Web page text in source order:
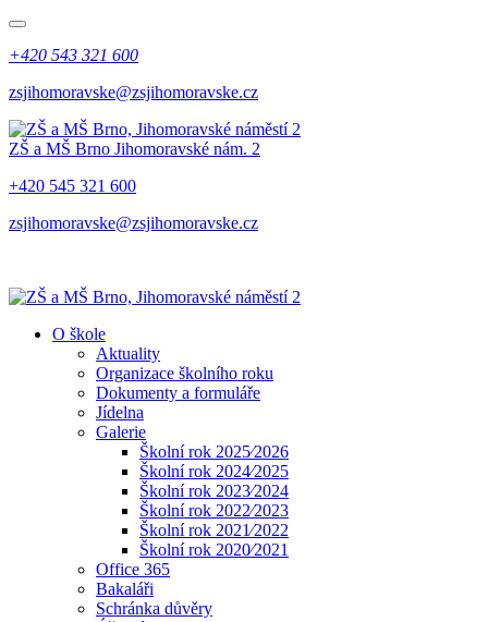
+420 543 321 600
zsjihomoravske@zsjihomoravske.cz
ZŠ a MŠ Brno Jihomoravské nám. 2
+420 545 321 600
zsjihomoravske@zsjihomoravske.cz
O škole
Aktuality
Organizace školního roku
Dokumenty a formuláře
Jídelna
Galerie
Školní rok 2025⁄2026
Školní rok 2024⁄2025
Školní rok 2023⁄2024
Školní rok 2022⁄2023
Školní rok 2021⁄2022
Školní rok 2020⁄2021
Office 365
Bakaláři
Schránka důvěry